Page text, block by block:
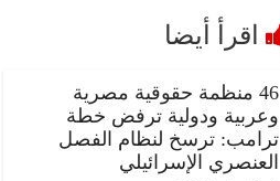
46 منظمة حقوقية مصرية
وعربية ودولية ترفض خطة
ترامب: ترسخ لنظام الفصل
العنصري الإسرائيلي